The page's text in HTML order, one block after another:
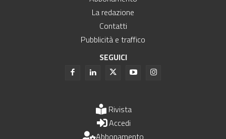
La redazione
Contatti
Pubblicità e traffico
SEGUICI
Rivista
Accedi